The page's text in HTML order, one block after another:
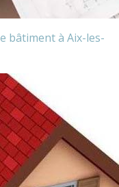
bâtiment à Aix-les-